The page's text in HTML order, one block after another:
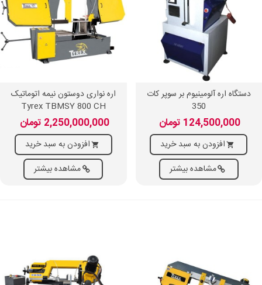
دستگاه اره آلومینیوم بر سوپر کات
350
124,500,000 تومان
افزودن به سبد خرید
مشاهده بیشتر
اره نواری دوستون نیمه اتوماتیک
Tyrex TBMSY 800 CH
2,250,000,000 تومان
افزودن به سبد خرید
مشاهده بیشتر